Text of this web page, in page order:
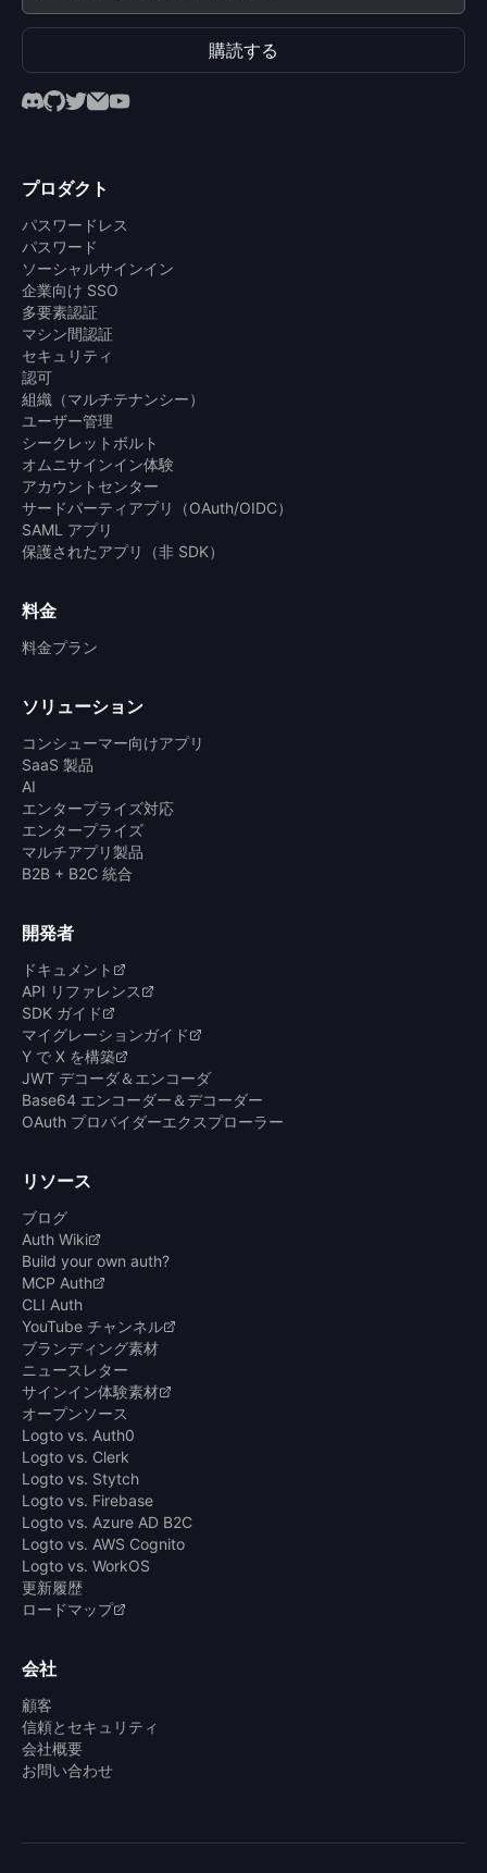
購読する
プロダクト
パスワードレス
パスワード
ソーシャルサインイン
企業向け SSO
多要素認証
マシン間認証
セキュリティ
認可
組織（マルチテナンシー）
ユーザー管理
シークレットボルト
オムニサインイン体験
アカウントセンター
サードパーティアプリ（OAuth/OIDC）
SAML アプリ
保護されたアプリ（非 SDK）
料金
料金プラン
ソリューション
コンシューマー向けアプリ
SaaS 製品
AI
エンタープライズ対応
エンタープライズ
マルチアプリ製品
B2B + B2C 統合
開発者
ドキュメント
API リファレンス
SDK ガイド
マイグレーションガイド
Y で X を構築
JWT デコーダ＆エンコーダ
Base64 エンコーダー＆デコーダー
OAuth プロバイダーエクスプローラー
リソース
ブログ
Auth Wiki
Build your own auth?
MCP Auth
CLI Auth
YouTube チャンネル
ブランディング素材
ニュースレター
サインイン体験素材
オープンソース
Logto vs. Auth0
Logto vs. Clerk
Logto vs. Stytch
Logto vs. Firebase
Logto vs. Azure AD B2C
Logto vs. AWS Cognito
Logto vs. WorkOS
更新履歴
ロードマップ
会社
顧客
信頼とセキュリティ
会社概要
お問い合わせ